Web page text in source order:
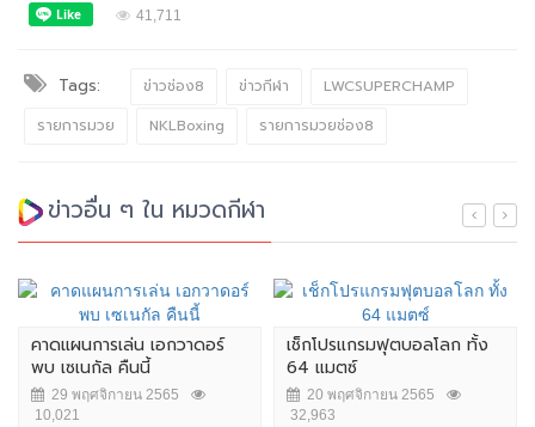
41,711
Tags: ข่าวช่อง8 ข่าวกีฬา
LWCSUPERCHAMP
รายการมวย
NKLBoxing รายการมวยช่อง8
ข่าวอื่น ๆ ใน หมวดกีฬา
คาดแผนการเล่น เอกวาดอร์
พบ เซเนกัล คืนนี้
29 พฤศจิกายน 2565
10,021
เช็กโปรแกรมฟุตบอลโลก ทั้ง
64 แมตซ์
20 พฤศจิกายน 2565
32,963